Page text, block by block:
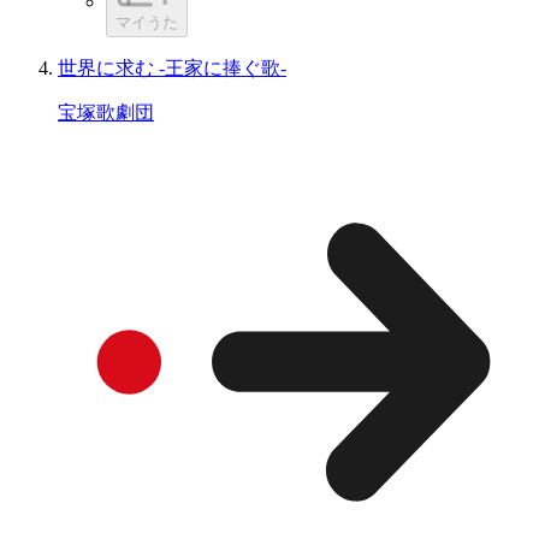
マイうた
世界に求む -王家に捧ぐ歌-
宝塚歌劇団